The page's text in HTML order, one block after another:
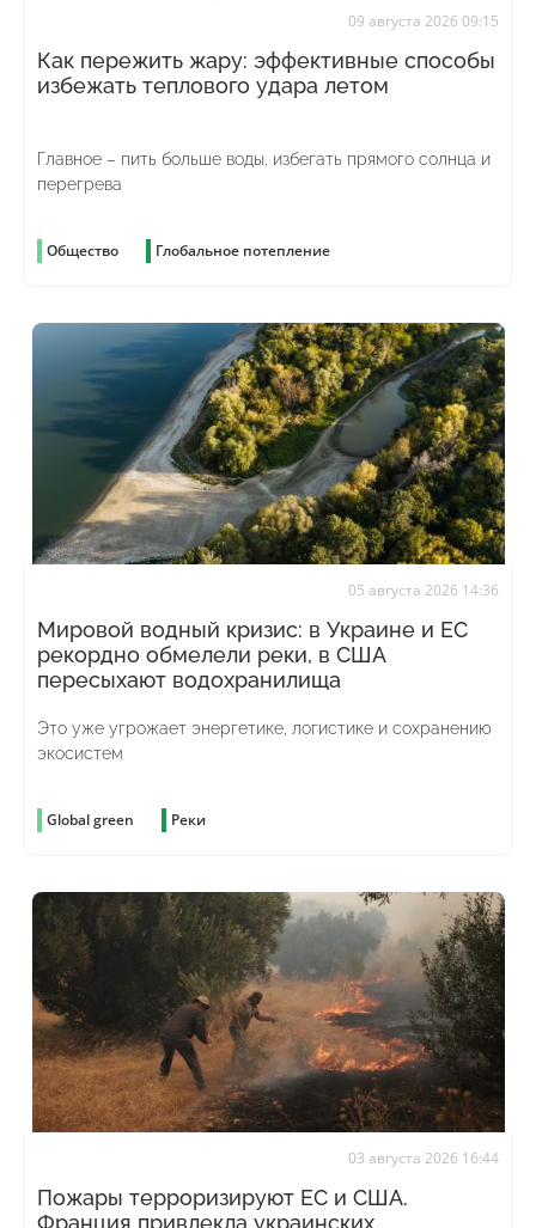
09 августа 2026 09:15
Как пережить жару: эффективные способы
избежать теплового удара летом
Главное – пить больше воды, избегать прямого солнца и
перегрева
Общество Глобальное потепление
05 августа 2026 14:36
Мировой водный кризис: в Украине и ЕС
рекордно обмелели реки, в США
пересыхают водохранилища
Это уже угрожает энергетике, логистике и сохранению
экосистем
Global green Реки
03 августа 2026 16:44
Пожары терроризируют ЕС и США.